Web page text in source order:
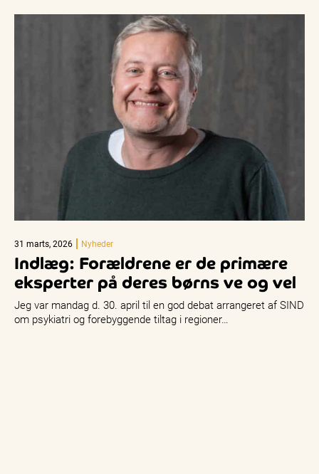
31 marts, 2026 Nyheder
Indlæg: Forældrene er de primære
eksperter på deres børns ve og vel
Jeg var mandag d. 30. april til en god debat arrangeret af SIND
om psykiatri og forebyggende tiltag i regioner…